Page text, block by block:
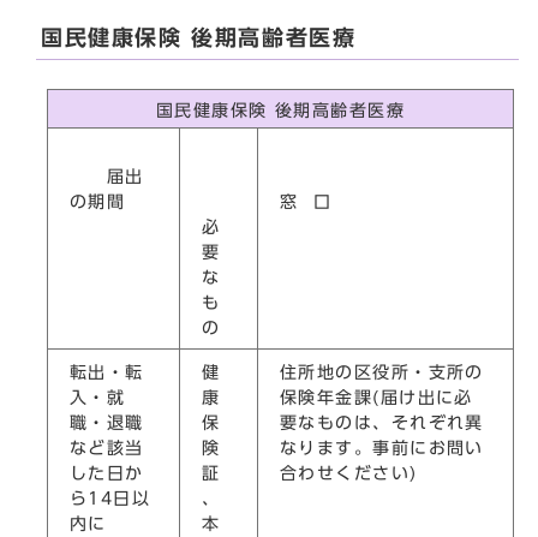
国民健康保険 後期高齢者医療
国民健康保険 後期高齢者医療
届出
の期間
必
要
な
も
の
窓 口
転出・転
入・就
職・退職
など該当
した日か
ら14日以
内に
健
康
保
険
証
、
本
住所地の区役所・支所の
保険年金課(届け出に必
要なものは、それぞれ異
なります。事前にお問い
合わせください)